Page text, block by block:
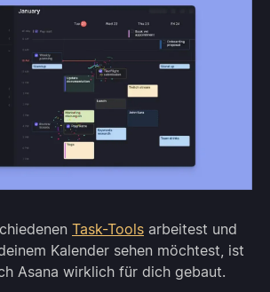
Task-Tools arbeitest und
Kalender sehen möchtest, ist
Asana wirklich für dich gebaut.